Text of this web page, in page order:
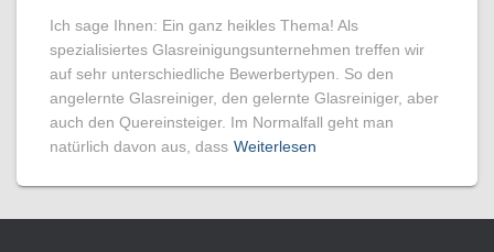
Ich sage Ihnen: Ein ganz heikles Thema! Als
spezialisiertes Glasreinigungsunternehmen treffen wir
auf sehr unterschiedliche Bewerbertypen. So den
angelernte Glasreiniger, den gelernte Glasreiniger, aber
auch den Quereinsteiger. Im Normalfall geht man
natürlich davon aus, dass Weiterlesen